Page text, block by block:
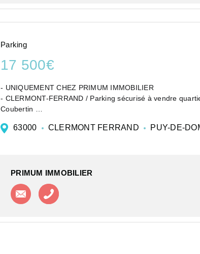
Parking
17 500€
- UNIQUEMENT CHEZ PRIMUM IMMOBILIER
- CLERMONT-FERRAND / Parking sécurisé à vendre
Coubertin
Châ...63000 CLERMONT FERRAND PUY-DE-
PRIMUM IMMOBILIER
Contacter l'agence